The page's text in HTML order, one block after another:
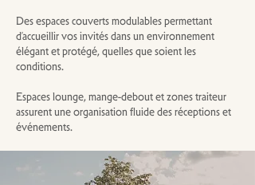
Des espaces couverts modulables permettant
d’accueillir vos invités dans un environnement
élégant et protégé, quelles que soient les
conditions.
Espaces lounge, mange-debout et zones traiteur
assurent une organisation fluide des réceptions et
événements.